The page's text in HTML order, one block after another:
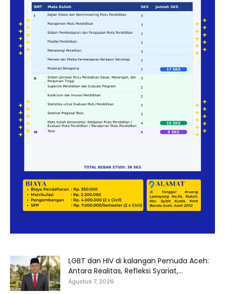
LGBT dan HIV di kalangan Pemuda Aceh:
Antara Realitas, Refleksi Syariat,...
Agustus 7, 2026